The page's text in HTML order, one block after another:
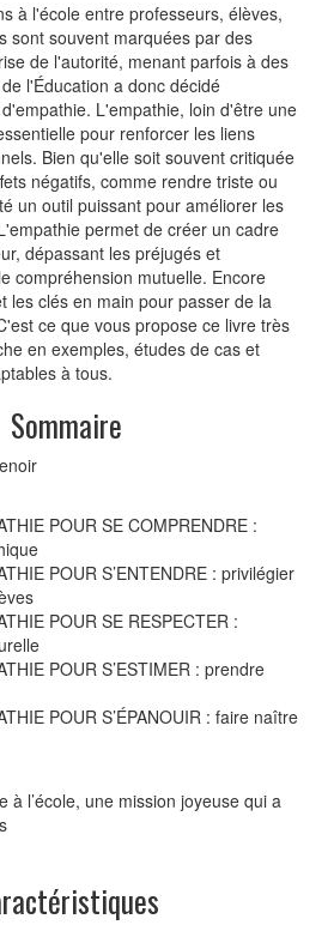
à l'école entre professeurs, élèves,
sont souvent marquées par des
de l'autorité, menant parfois à des
l'Éducation a donc décidé
L'empathie, loin d'être une
pour renforcer les liens
Bien qu'elle soit souvent critiquée
négatifs, comme rendre triste ou
un outil puissant pour améliorer les
permet de créer un cadre
dépassant les préjugés et
compréhension mutuelle. Encore
les clés en main pour passer de la
ce que vous propose ce livre très
en exemples, études de cas et
à tous.
Sommaire
POUR SE COMPRENDRE :
POUR S’ENTENDRE : privilégier
POUR SE RESPECTER :
POUR S’ESTIMER : prendre
POUR S’ÉPANOUIR : faire naître
à l’école, une mission joyeuse qui a